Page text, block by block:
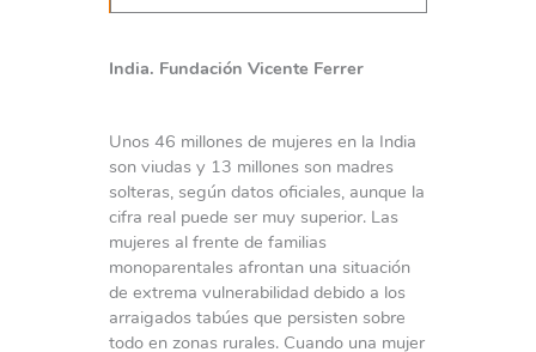
India. Fundación Vicente Ferrer
Unos 46 millones de mujeres en la India
son viudas y 13 millones son madres
solteras, según datos oficiales, aunque la
cifra real puede ser muy superior. Las
mujeres al frente de familias
monoparentales afrontan una situación
de extrema vulnerabilidad debido a los
arraigados tabúes que persisten sobre
todo en zonas rurales. Cuando una mujer